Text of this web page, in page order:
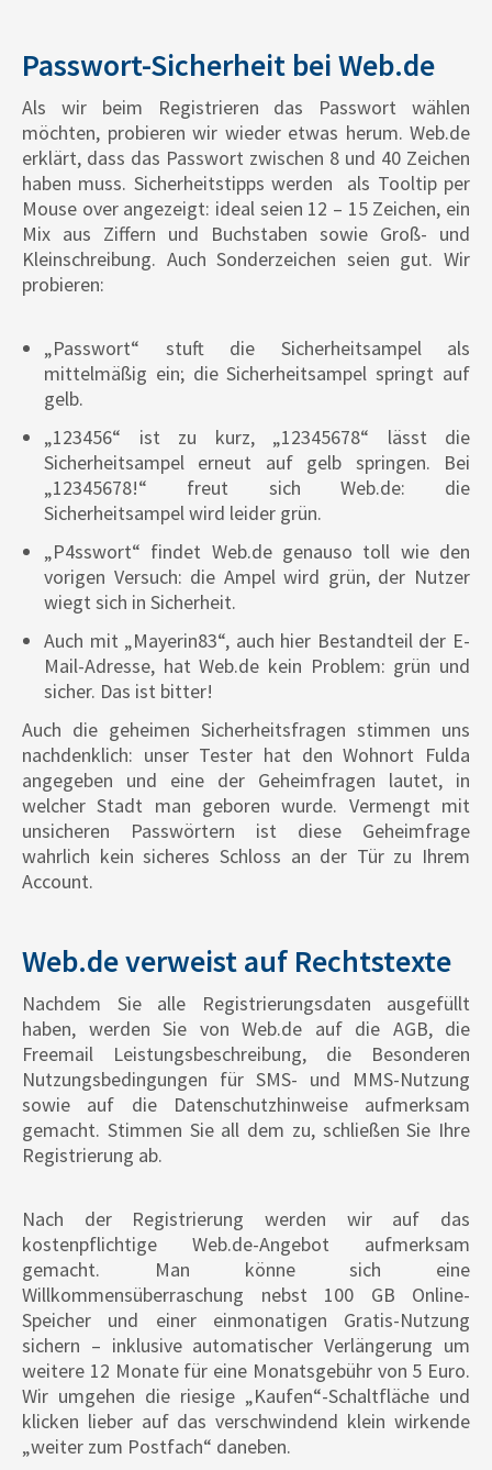
Passwort-Sicherheit bei Web.de
Als wir beim Registrieren das Passwort wählen
möchten, probieren wir wieder etwas herum. Web.de
erklärt, dass das Passwort zwischen 8 und 40 Zeichen
haben muss. Sicherheitstipps werden als Tooltip per
Mouse over angezeigt: ideal seien 12 – 15 Zeichen, ein
Mix aus Ziffern und Buchstaben sowie Groß- und
Kleinschreibung. Auch Sonderzeichen seien gut. Wir
probieren:
„Passwort“ stuft die Sicherheitsampel als
mittelmäßig ein; die Sicherheitsampel springt auf
gelb.
„123456“ ist zu kurz, „12345678“ lässt die
Sicherheitsampel erneut auf gelb springen. Bei
„12345678!“ freut sich Web.de: die
Sicherheitsampel wird leider grün.
„P4sswort“ findet Web.de genauso toll wie den
vorigen Versuch: die Ampel wird grün, der Nutzer
wiegt sich in Sicherheit.
Auch mit „Mayerin83“, auch hier Bestandteil der E-
Mail-Adresse, hat Web.de kein Problem: grün und
sicher. Das ist bitter!
Auch die geheimen Sicherheitsfragen stimmen uns
nachdenklich: unser Tester hat den Wohnort Fulda
angegeben und eine der Geheimfragen lautet, in
welcher Stadt man geboren wurde. Vermengt mit
unsicheren Passwörtern ist diese Geheimfrage
wahrlich kein sicheres Schloss an der Tür zu Ihrem
Account.
Web.de verweist auf Rechtstexte
Nachdem Sie alle Registrierungsdaten ausgefüllt
haben, werden Sie von Web.de auf die AGB, die
Freemail Leistungsbeschreibung, die Besonderen
Nutzungsbedingungen für SMS- und MMS-Nutzung
sowie auf die Datenschutzhinweise aufmerksam
gemacht. Stimmen Sie all dem zu, schließen Sie Ihre
Registrierung ab.
Nach der Registrierung werden wir auf das
kostenpflichtige Web.de-Angebot aufmerksam
gemacht. Man könne sich eine
Willkommensüberraschung nebst 100 GB Online-
Speicher und einer einmonatigen Gratis-Nutzung
sichern – inklusive automatischer Verlängerung um
weitere 12 Monate für eine Monatsgebühr von 5 Euro.
Wir umgehen die riesige „Kaufen“-Schaltfläche und
klicken lieber auf das verschwindend klein wirkende
„weiter zum Postfach“ daneben.